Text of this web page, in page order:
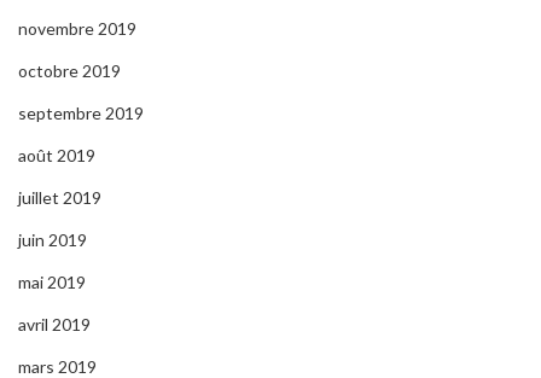
novembre 2019
octobre 2019
septembre 2019
août 2019
juillet 2019
juin 2019
mai 2019
avril 2019
mars 2019